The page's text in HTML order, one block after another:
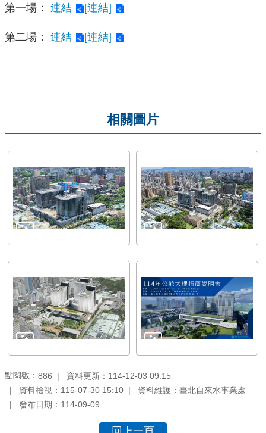
第一場： 連結 [連結]
第二場： 連結 [連結]
相關圖片
點閱數： 886
資料更新：114-12-03 09:15
資料檢視：115-07-30 15:10
資料維護：臺北自來水事業處
發布日期：114-09-09